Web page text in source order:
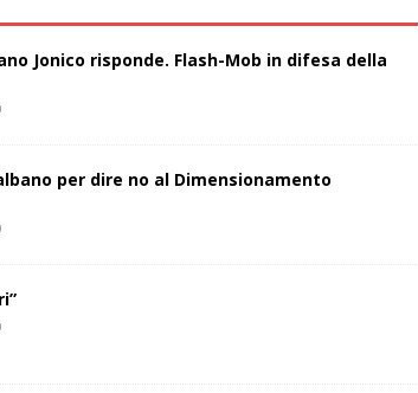
Jonico risponde. Flash-Mob in difesa della
per dire no al Dimensionamento